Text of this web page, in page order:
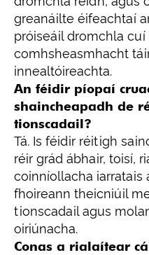
greanáilte éifeachtaí
próiseáil dromchla cuí
comhsheasmhacht
innealtóireachta.
An féidir píopaí
shaincheapadh de
tionscadail?
Tá. Is féidir réitigh
réir grád ábhair, toisí,
coinníollacha iarratais
fhoireann theicniúil
tionscadail agus
oiriúnacha.
Conas a rialaítear